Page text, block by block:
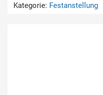
Kategorie: Festanstellung